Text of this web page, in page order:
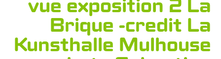
vue exposition 2 La
Brique -credit La
Kunsthalle Mulhouse